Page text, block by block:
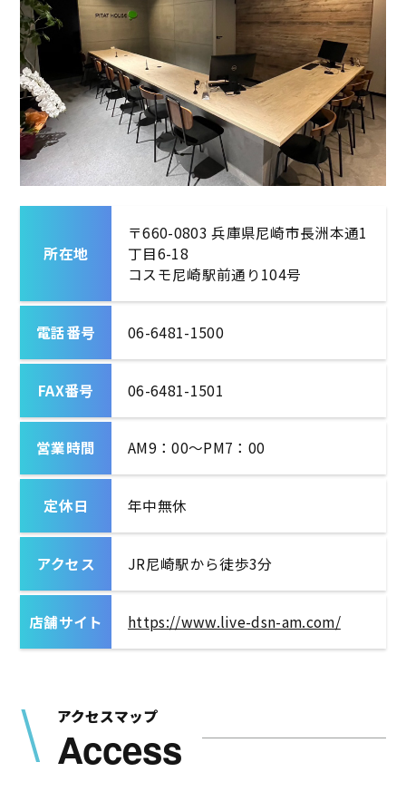
所在地
〒660-0803 兵庫県尼崎市長洲本通1
丁目6-18
コスモ尼崎駅前通り104号
電話番号 06-6481-1500
FAX番号 06-6481-1501
営業時間 AM9：00～PM7：00
定休日 年中無休
アクセス JR尼崎駅から徒歩3分
店舗サイト https://www.live-dsn-am.com/
アクセスマップ
Access